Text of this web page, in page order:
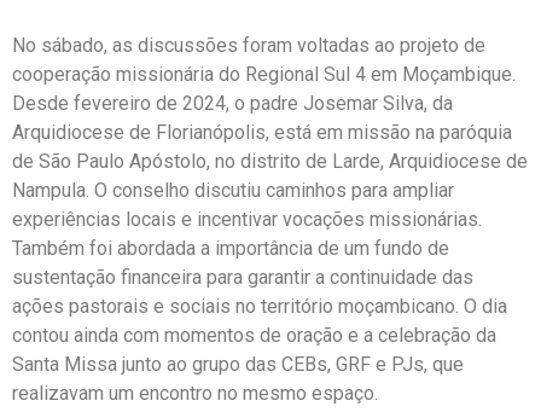
No sábado, as discussões foram voltadas ao projeto de
cooperação missionária do Regional Sul 4 em Moçambique.
Desde fevereiro de 2024, o padre Josemar Silva, da
Arquidiocese de Florianópolis, está em missão na paróquia
de São Paulo Apóstolo, no distrito de Larde, Arquidiocese de
Nampula. O conselho discutiu caminhos para ampliar
experiências locais e incentivar vocações missionárias.
Também foi abordada a importância de um fundo de
sustentação financeira para garantir a continuidade das
ações pastorais e sociais no território moçambicano. O dia
contou ainda com momentos de oração e a celebração da
Santa Missa junto ao grupo das CEBs, GRF e PJs, que
realizavam um encontro no mesmo espaço.